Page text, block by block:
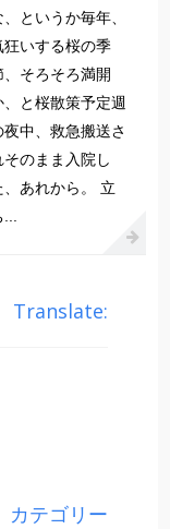
、というか毎年、
狂いする桜の季
、そろそろ満開
、と桜散策予定週
夜中、救急搬送さ
そのまま入院し
、あれから。 立
...
Translate:
カテゴリー